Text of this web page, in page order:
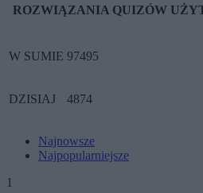
ROZWIĄZANIA QUIZÓW
W SUMIE 97495
DZISIAJ 4874
Najnowsze
Najpopularniejsze
1